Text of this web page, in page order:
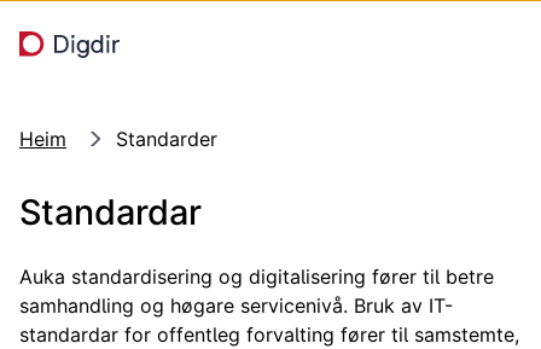
Heim Standarder
Standardar
Auka standardisering og digitalisering fører til betre
samhandling og høgare servicenivå. Bruk av IT-
standardar for offentleg forvalting fører til samstemte,